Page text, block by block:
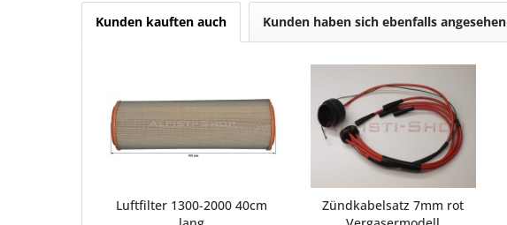
Kunden kauften auch Kunden haben sich ebenfalls angesehen
Luftfilter 1300-2000 40cm
Zündkabelsatz 7mm rot